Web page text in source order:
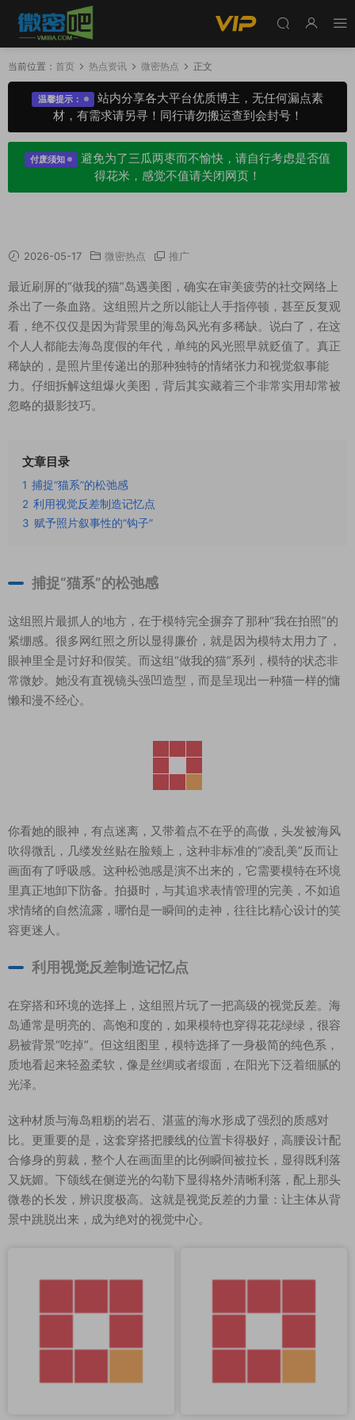
当前位置： 首页 热点资讯 微密热点 正文
温馨提示：
站内分享各大平台优质博主，无任何漏点素
材，有需求请另寻！同行请勿搬运查到会封号！
付废须知
避免为了三瓜两枣而不愉快，请自行考虑是否值
得花米，感觉不值请关闭网页！
2026-05-17 微密热点 推广
最近刷屏的“做我的猫”岛遇美图，确实在审美疲劳的社交网络上
杀出了一条血路。这组照片之所以能让人手指停顿，甚至反复观
看，绝不仅仅是因为背景里的海岛风光有多稀缺。说白了，在这
个人人都能去海岛度假的年代，单纯的风光照早就贬值了。真正
稀缺的，是照片里传递出的那种独特的情绪张力和视觉叙事能
力。仔细拆解这组爆火美图，背后其实藏着三个非常实用却常被
忽略的摄影技巧。
文章目录
1 捕捉“猫系”的松弛感
2 利用视觉反差制造记忆点
3 赋予照片叙事性的“钩子”
捕捉“猫系”的松弛感
这组照片最抓人的地方，在于模特完全摒弃了那种“我在拍照”的
紧绷感。很多网红照之所以显得廉价，就是因为模特太用力了，
眼神里全是讨好和假笑。而这组“做我的猫”系列，模特的状态非
常微妙。她没有直视镜头强凹造型，而是呈现出一种猫一样的慵
懒和漫不经心。
你看她的眼神，有点迷离，又带着点不在乎的高傲，头发被海风
吹得微乱，几缕发丝贴在脸颊上，这种非标准的“凌乱美”反而让
画面有了呼吸感。这种松弛感是演不出来的，它需要模特在环境
里真正地卸下防备。拍摄时，与其追求表情管理的完美，不如追
求情绪的自然流露，哪怕是一瞬间的走神，往往比精心设计的笑
容更迷人。
利用视觉反差制造记忆点
在穿搭和环境的选择上，这组照片玩了一把高级的视觉反差。海
岛通常是明亮的、高饱和度的，如果模特也穿得花花绿绿，很容
易被背景“吃掉”。但这组图里，模特选择了一身极简的纯色系，
质地看起来轻盈柔软，像是丝绸或者缎面，在阳光下泛着细腻的
光泽。
这种材质与海岛粗粝的岩石、湛蓝的海水形成了强烈的质感对
比。更重要的是，这套穿搭把腰线的位置卡得极好，高腰设计配
合修身的剪裁，整个人在画面里的比例瞬间被拉长，显得既利落
又妩媚。下颌线在侧逆光的勾勒下显得格外清晰利落，配上那头
微卷的长发，辨识度极高。这就是视觉反差的力量：让主体从背
景中跳脱出来，成为绝对的视觉中心。